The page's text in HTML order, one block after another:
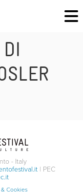
- Italy
| PEC
Cookies